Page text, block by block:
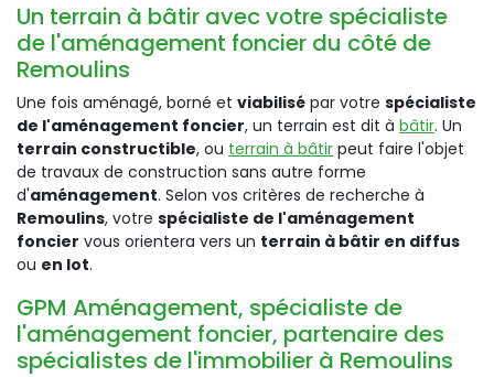
Un terrain à bâtir avec votre spécialiste
de l'aménagement foncier du côté de
Remoulins
Une fois aménagé, borné et viabilisé par votre spécialiste
de l'aménagement foncier, un terrain est dit à bâtir. Un
terrain constructible, ou terrain à bâtir peut faire l'objet
de travaux de construction sans autre forme
d'aménagement. Selon vos critères de recherche à
Remoulins, votre spécialiste de l'aménagement
foncier vous orientera vers un terrain à bâtir en diffus
ou en lot.
GPM Aménagement, spécialiste de
l'aménagement foncier, partenaire des
spécialistes de l'immobilier à Remoulins